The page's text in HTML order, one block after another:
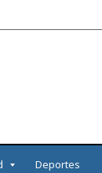
Deportes